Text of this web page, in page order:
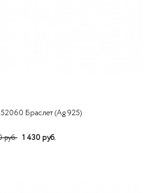
Браслет (Ag 925)
руб. 1 430 руб.